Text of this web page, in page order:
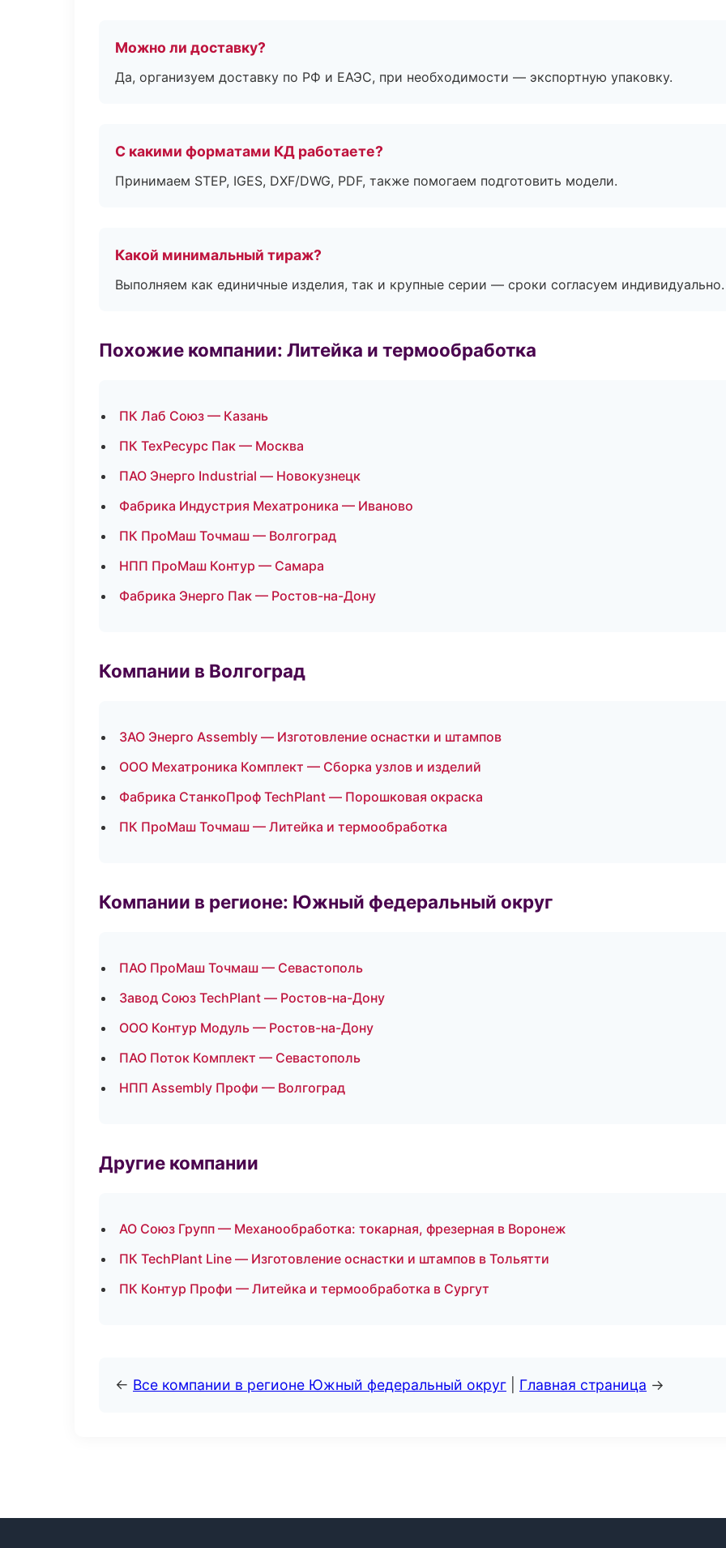
Можно ли доставку?
Да, организуем доставку по РФ и ЕАЭС, при необходимости — экспортную упаковку.
С какими форматами КД работаете?
Принимаем STEP, IGES, DXF/DWG, PDF, также помогаем подготовить модели.
Какой минимальный тираж?
Выполняем как единичные изделия, так и крупные серии — сроки согласуем индивидуально.
Похожие компании: Литейка и термообработка
ПК Лаб Союз — Казань
ПК ТехРесурс Пак — Москва
ПАО Энерго Industrial — Новокузнецк
Фабрика Индустрия Мехатроника — Иваново
ПК ПроМаш Точмаш — Волгоград
НПП ПроМаш Контур — Самара
Фабрика Энерго Пак — Ростов-на-Дону
Компании в Волгоград
ЗАО Энерго Assembly — Изготовление оснастки и штампов
ООО Мехатроника Комплект — Сборка узлов и изделий
Фабрика СтанкоПроф TechPlant — Порошковая окраска
ПК ПроМаш Точмаш — Литейка и термообработка
Компании в регионе: Южный федеральный округ
ПАО ПроМаш Точмаш — Севастополь
Завод Союз TechPlant — Ростов-на-Дону
ООО Контур Модуль — Ростов-на-Дону
ПАО Поток Комплект — Севастополь
НПП Assembly Профи — Волгоград
Другие компании
АО Союз Групп — Механообработка: токарная, фрезерная в Воронеж
ПК TechPlant Line — Изготовление оснастки и штампов в Тольятти
ПК Контур Профи — Литейка и термообработка в Сургут
← Все компании в регионе Южный федеральный округ Главная страница →